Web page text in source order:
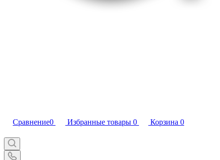
Сравнение0 Избранные товары 0 Корзина 0